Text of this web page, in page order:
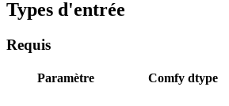
Types d'entrée
Requis
Paramètre Comfy dtype